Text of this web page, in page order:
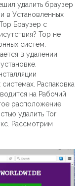
удалить браузер
в Установленных
Браузер с
Тор не
систем.
в удалении
Распаковка
на Рабочий
расположение.
удалить Tor
Рассмотрим